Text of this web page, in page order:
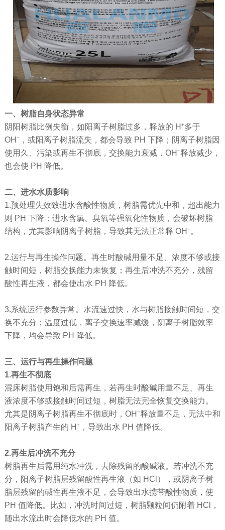
一、树脂自身状态异常
阴阳树脂比例失衡，如阳离子树脂过多，释放的 H⁺多于
OH⁻，或阳离子树脂流失，都会导致 PH 下降；阴离子树脂因
使用久、污染或再生不彻底，交换能力衰减，OH⁻释放减少，
也会使 PH 降低。
二、进水水质影响
1.预处理失效致进水含酸性物质，树脂需优先中和，超出能力
则 PH 下降；进水含氯、臭氧等强氧化性物质，会破坏树脂
结构，尤其影响阴离子树脂，导致其无法正常释 OH⁻。
2.运行与再生操作问题。再生时酸碱用量不足、浓度不够或接
触时间短，树脂交换能力未恢复；再生后冲洗不充分，残留
酸性再生液，都会使出水 PH 降低。
3.系统运行参数异常。水流速过快，水与树脂接触时间短，交
换不充分；温度过低，离子交换速率减缓，阴离子树脂效率
下降，均会导致 PH 降低。
三、运行与再生操作问题
1.再生不彻底
混床树脂使用饱和后需再生，若再生时酸碱用量不足、再生
液浓度不够或接触时间过短，树脂无法完全恢复交换能力。
尤其是阴离子树脂再生不彻底时，OH⁻释放量不足，无法中和
阳离子树脂产生的 H⁺，导致出水 PH 值降低。
2.再生后冲洗不充分
树脂再生后需用纯水冲洗，去除残留的酸碱液。若冲洗不充
分，阳离子树脂层残留酸性再生液（如 HCl），或阴离子树
脂层残留的碱性再生液不足，会导致出水携带酸性物质，使
PH 值降低。比如，冲洗时间过短，树脂颗粒间仍附着 HCl，
随出水流出时会降低水的 PH 值。